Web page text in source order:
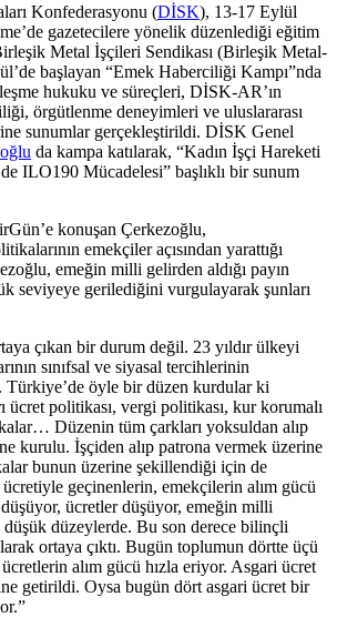
Konfederasyonu (DİSK), 13-17 Eylül
gazetecilere yönelik düzenlediği eğitim
Metal İşçileri Sendikası (Birleşik Metal-
başlayan “Emek Haberciliği Kampı”nda
hukuku ve süreçleri, DİSK-AR’ın
örgütlenme deneyimleri ve uluslararası
sunumlar gerçekleştirildi. DİSK Genel
da kampa katılarak, “Kadın İşçi Hareketi
ILO190 Mücadelesi” başlıklı bir sunum
konuşan Çerkezoğlu,
emekçiler açısından yarattığı
emeğin milli gelirden aldığı payın
seviyeye gerilediğini vurgulayarak şunları
çıkan bir durum değil. 23 yıldır ülkeyi
sınıfsal ve siyasal tercihlerinin
Türkiye’de öyle bir düzen kurdular ki
ücret politikası, vergi politikası, kur korumalı
Düzenin tüm çarkları yoksuldan alıp
kurulu. İşçiden alıp patrona vermek üzerine
bunun üzerine şekillendiği için de
geçinenlerin, emekçilerin alım gücü
ücretler düşüyor, emeğin milli
düşük düzeylerde. Bu son derece bilinçli
ortaya çıktı. Bugün toplumun dörtte üçü
alım gücü hızla eriyor. Asgari ücret
getirildi. Oysa bugün dört asgari ücret bir